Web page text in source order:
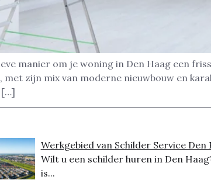
manier om je woning in Den Haag een
zijn mix van moderne nieuwbouw en
[…]
Werkgebied van Schilder Service Den
Wilt u een schilder huren in Den
is...